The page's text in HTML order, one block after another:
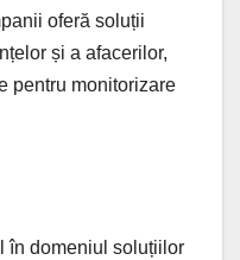
oferă soluții
și a afacerilor,
pentru monitorizare
în domeniul soluțiilor